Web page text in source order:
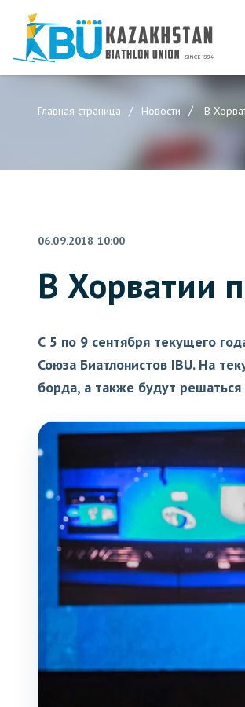
Главная страница Новости В
06.09.2018 10:00
В Хорватии
С 5 по 9 сентября текущего
Союза Биатлонистов IBU. На
борда, а также будут